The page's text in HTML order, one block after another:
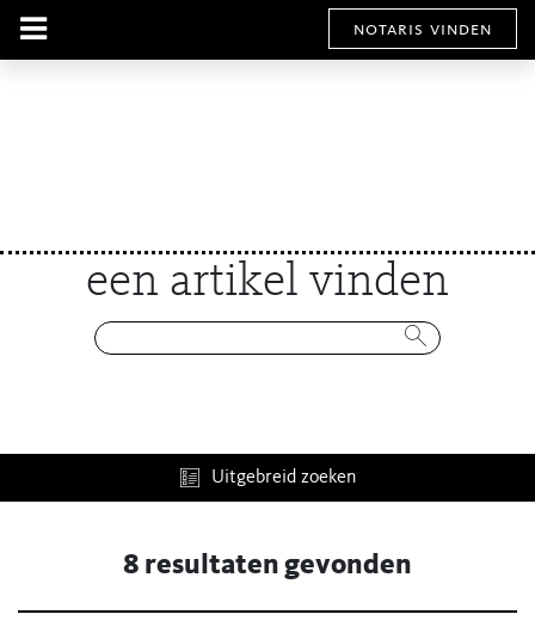
notaris vinden
een artikel vinden
Uitgebreid zoeken
8 resultaten gevonden